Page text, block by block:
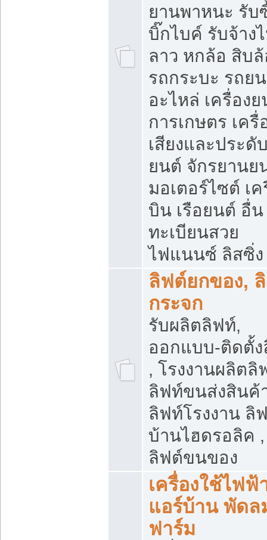
ยานพาหนะ รับ
บิ๊กไบค์ รับจ้าง
ลาว หกล้อ สิบ
รถกระบะ รถย
อะไหล่ เครื่อง
การเกษตร เครื่
เสียงและประดั
ยนต์ จักรยานย
มอเตอร์ไซต์ เค
บิน เรือยนต์ อื่น
ทะเบียนสวย
ไฟแนนซ์ ลิสซิ่ง
ลิฟต์ยกของ,
กระจก
รับผลิตลิฟท์,
ออกแบบ-ติดตั้
, โรงงานผลิตลิ
ลิฟท์ขนส่งสินค้
ลิฟท์โรงงาน ลิ
บ้านไฮดรอลิค ,
ลิฟต์ขนของ
เครื่องใช้ไฟฟ้
แอร์บ้าน พัดล
ฟาร์ม